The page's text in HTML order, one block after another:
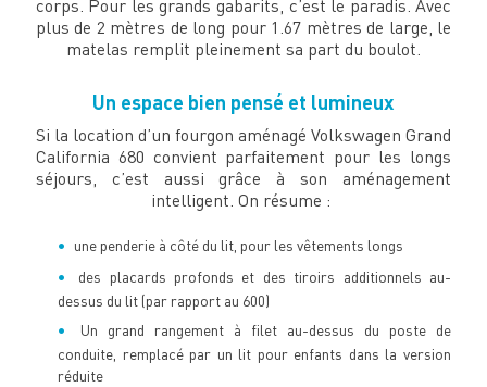
corps. Pour les grands gabarits, c’est le paradis. Avec
plus de 2 mètres de long pour 1.67 mètres de large, le
matelas remplit pleinement sa part du boulot.
Un espace bien pensé et lumineux
Si la location d’un fourgon aménagé Volkswagen Grand
California 680 convient parfaitement pour les longs
séjours, c’est aussi grâce à son aménagement
intelligent. On résume :
une penderie à côté du lit, pour les vêtements longs
des placards profonds et des tiroirs additionnels au-
dessus du lit (par rapport au 600)
Un grand rangement à filet au-dessus du poste de
conduite, remplacé par un lit pour enfants dans la version
réduite